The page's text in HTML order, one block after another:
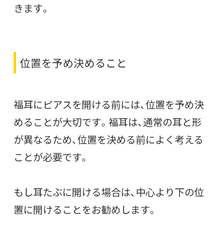
きます。
位置を予め決めること
福耳にピアスを開ける前には、位置を予め決
めることが大切です。福耳は、通常の耳と形
が異なるため、位置を決める前によく考える
ことが必要です。
もし耳たぶに開ける場合は、中心より下の位
置に開けることをお勧めします。